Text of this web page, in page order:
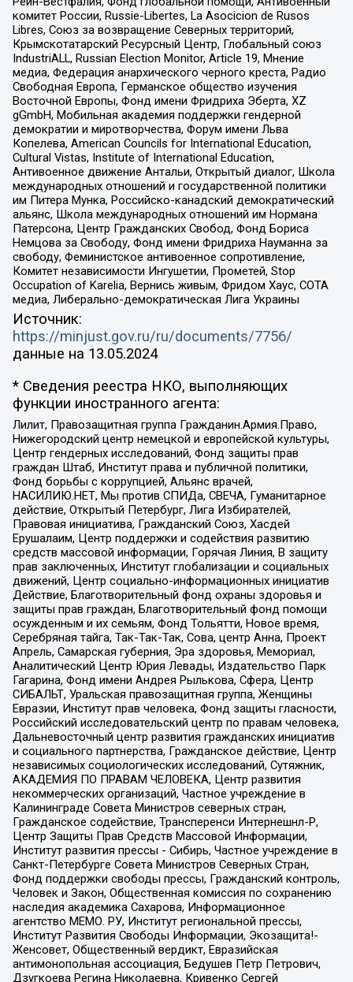
комитет России, Russie-Libertes, La Asocicion de Rusos
Libres, Союз за возвращение Северных территорий,
Крымскотатарский Ресурсный Центр, Глобальный союз
IndustriALL, Russian Election Monitor, Article 19, Мнение
медиа, Федерация анархического черного креста, Радио
Свободная Европа, Германское общество изучения
Восточной Европы, Фонд имени Фридриха Эберта, XZ
gGmbH, Мобильная академия поддержки гендерной
демократии и миротворчества, Форум имени Льва
Копелева, American Councils for International Education,
Cultural Vistas, Institute of International Education,
Антивоенное движение Антальи, Открытый диалог, Школа
международных отношений и государственной политики
им Питера Мунка, Российско-канадский демократический
альянс, Школа международных отношений им Нормана
Патерсона, Центр Гражданских Свобод, Фонд Бориса
Немцова за Свободу, Фонд имени Фридриха Науманна за
свободу, Феминистское антивоенное сопротивление,
Комитет независимости Ингушетии, Прометей, Stop
Occupation of Karelia, Вернись живым, Фридом Хаус, СОТА
медиа, Либерально-демократическая Лига Украины
Источник:
https://minjust.gov.ru/ru/documents/7756/
данные на 13.05.2024
* Сведения реестра НКО, выполняющих
функции иностранного агента:
Лилит, Правозащитная группа Гражданин.Армия.Право,
Нижегородский центр немецкой и европейской культуры,
Центр гендерных исследований, Фонд защиты прав
граждан Штаб, Институт права и публичной политики,
Фонд борьбы с коррупцией, Альянс врачей,
НАСИЛИЮ.НЕТ, Мы против СПИДа, СВЕЧА, Гуманитарное
действие, Открытый Петербург, Лига Избирателей,
Правовая инициатива, Гражданский Союз, Хасдей
Ерушалаим, Центр поддержки и содействия развитию
средств массовой информации, Горячая Линия, В защиту
прав заключенных, Институт глобализации и социальных
движений, Центр социально-информационных инициатив
Действие, Благотворительный фонд охраны здоровья и
защиты прав граждан, Благотворительный фонд помощи
осужденным и их семьям, Фонд Тольятти, Новое время,
Серебряная тайга, Так-Так-Так, Сова, центр Анна, Проект
Апрель, Самарская губерния, Эра здоровья, Мемориал,
Аналитический Центр Юрия Левады, Издательство Парк
Гагарина, Фонд имени Андрея Рылькова, Сфера, Центр
СИБАЛЬТ, Уральская правозащитная группа, Женщины
Евразии, Институт прав человека, Фонд защиты гласности,
Российский исследовательский центр по правам человека,
Дальневосточный центр развития гражданских инициатив
и социального партнерства, Гражданское действие, Центр
независимых социологических исследований, Сутяжник,
АКАДЕМИЯ ПО ПРАВАМ ЧЕЛОВЕКА, Центр развития
некоммерческих организаций, Частное учреждение в
Калининграде Совета Министров северных стран,
Гражданское содействие, Трансперенси Интернешнл-Р,
Центр Защиты Прав Средств Массовой Информации,
Институт развития прессы - Сибирь, Частное учреждение в
Санкт-Петербурге Совета Министров Северных Стран,
Фонд поддержки свободы прессы, Гражданский контроль,
Человек и Закон, Общественная комиссия по сохранению
наследия академика Сахарова, Информационное
агентство МЕМО. РУ, Институт региональной прессы,
Институт Развития Свободы Информации, Экозащита!-
Женсовет, Общественный вердикт, Евразийская
антимонопольная ассоциация, Бедушев Петр Петрович,
Дзугкоева Регина Николаевна, Кривенко Сергей